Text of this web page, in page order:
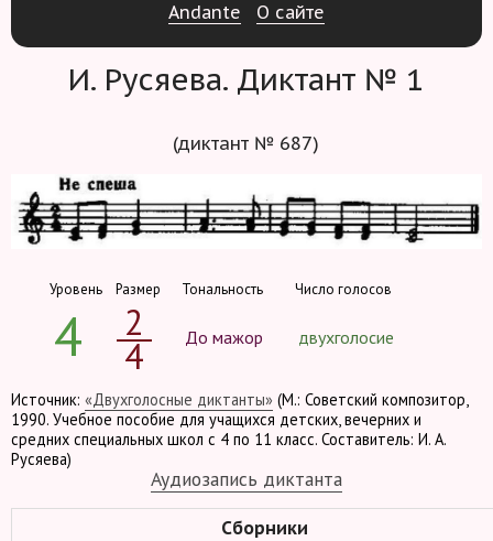
Andante О сайте
И. Русяева. Диктант № 1
(диктант № 687)
Уровень
4
Размер
2
4
Тональность
До мажор
Число голосов
двухголосие
Источник: «Двухголосные диктанты» (М.: Советский композитор,
1990. Учебное пособие для учащихся детских, вечерних и
средних специальных школ с 4 по 11 класс. Составитель: И. А.
Русяева)
Аудиозапись диктанта
Сборники